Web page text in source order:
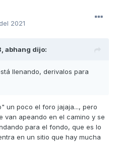
2021
abhang dijo:
llenando, derivalos para
un poco el foro jajaja..., pero
van apeando en el camino y se
para el fondo, que es lo
en un sitio que hay mucha